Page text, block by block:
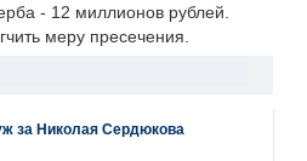
- 12 миллионов рублей.
меру пресечения.
за Николая Сердюкова